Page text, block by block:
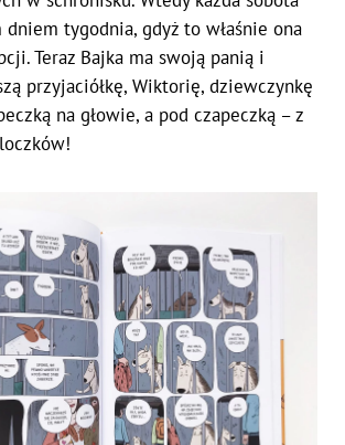
dniem tygodnia, gdyż to właśnie ona
Teraz Bajka ma swoją panią i
przyjaciółkę, Wiktorię, dziewczynkę
na głowie, a pod czapeczką – z